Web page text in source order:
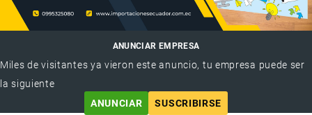
ANUNCIAR EMPRESA
Miles de visitantes ya vieron este anuncio, tu empresa puede ser
la siguiente
ANUNCIAR
SUSCRIBIRSE